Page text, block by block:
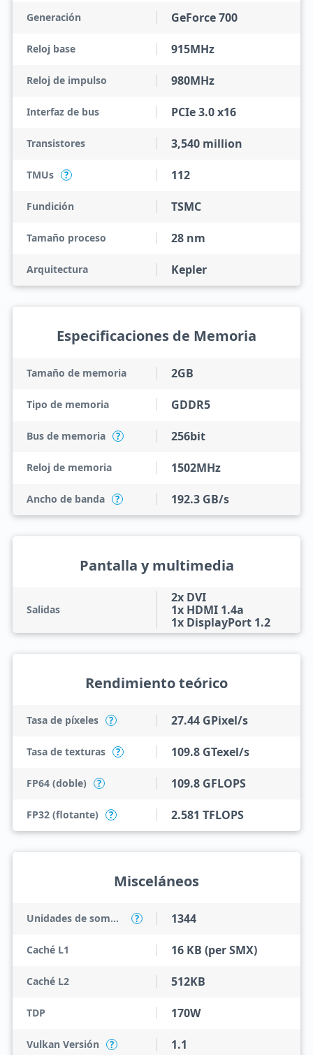
Generación GeForce 700
Reloj base 915MHz
Reloj de impulso 980MHz
Interfaz de bus PCIe 3.0 x16
Transistores 3,540 million
TMUs ? 112
Fundición TSMC
Tamaño proceso 28 nm
Arquitectura Kepler
Especificaciones de Memoria
Tamaño de memoria 2GB
Tipo de memoria GDDR5
Bus de memoria ? 256bit
Reloj de memoria 1502MHz
Ancho de banda ? 192.3 GB/s
Pantalla y multimedia
Salidas
2x DVI
1x HDMI 1.4a
1x DisplayPort 1.2
Rendimiento teórico
Tasa de píxeles ? 27.44 GPixel/s
Tasa de texturas ? 109.8 GTexel/s
FP64 (doble) ? 109.8 GFLOPS
FP32 (flotante) ? 2.581 TFLOPS
Misceláneos
Unidades de sombreado ? 1344
Caché L1 16 KB (per SMX)
Caché L2 512KB
TDP 170W
Vulkan Versión ? 1.1